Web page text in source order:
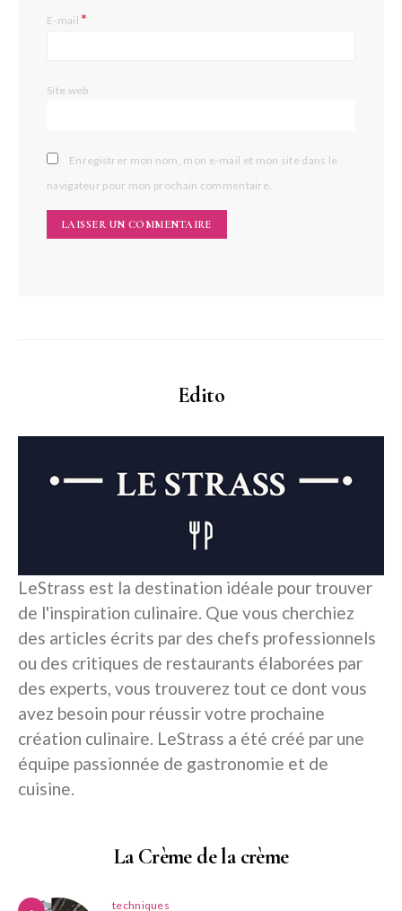
E-mail*
Site web
Enregistrer mon nom, mon e-mail et mon site dans le
navigateur pour mon prochain commentaire.
Edito
LeStrass est la destination idéale pour trouver
de l'inspiration culinaire. Que vous cherchiez
des articles écrits par des chefs professionnels
ou des critiques de restaurants élaborées par
des experts, vous trouverez tout ce dont vous
avez besoin pour réussir votre prochaine
création culinaire. LeStrass a été créé par une
équipe passionnée de gastronomie et de
cuisine.
La Crème de la crème
techniques